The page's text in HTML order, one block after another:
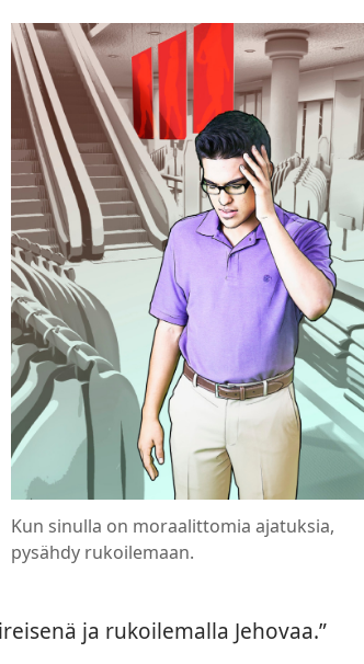
Kun sinulla on moraalittomia ajatuksia,
pysähdy rukoilemaan.
ja rukoilemalla Jehovaa.”